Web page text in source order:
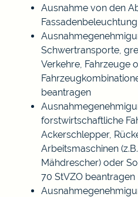
Ausnahme von den
Schwertransporte,
Verkehre, Fahrzeuge
beantragen
forstwirtschaftliche
Ackerschlepper,
Arbeitsmaschinen
Mähdrescher) oder
70 StVZO beantragen